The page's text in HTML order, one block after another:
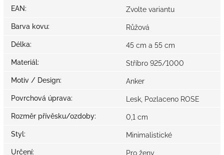
EAN: Zvolte variantu
Barva kovu: Růžová
Délka: 45 cm a 55 cm
Materiál: Stříbro 925/1000
Motiv / Design: Anker
Povrchová úprava: Lesk, Pozlaceno ROSE
Rozměr přívěsku/ozdoby: 0,1 cm
Styl: Minimalistické
Určení: Pro ženy